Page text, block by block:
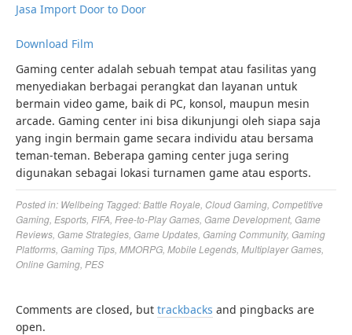
Jasa Import Door to Door
Download Film
Gaming center adalah sebuah tempat atau fasilitas yang
menyediakan berbagai perangkat dan layanan untuk
bermain video game, baik di PC, konsol, maupun mesin
arcade. Gaming center ini bisa dikunjungi oleh siapa saja
yang ingin bermain game secara individu atau bersama
teman-teman. Beberapa gaming center juga sering
digunakan sebagai lokasi turnamen game atau esports.
Posted in: Wellbeing Tagged:Battle Royale Cloud Gaming Competitive
Gaming Esports FIFA Free-to-Play Games Game Development, Game
Reviews Game Strategies Game Updates Gaming Community, Gaming
Platforms Gaming Tips MMORPG Mobile Legends Multiplayer Games
Online Gaming PES
Comments are closed, but trackbacks and pingbacks are
open.